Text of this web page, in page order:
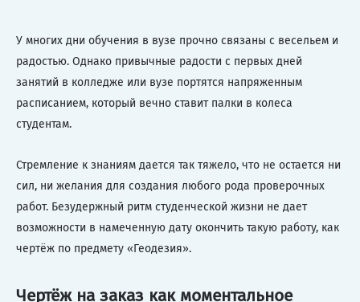
У многих дни обучения в вузе прочно связаны с весельем и
радостью. Однако привычные радости с первых дней
занятий в колледже или вузе портятся напряженным
расписанием, который вечно ставит палки в колеса
студентам.
Стремление к знаниям дается так тяжело, что не остается ни
сил, ни желания для создания любого рода проверочных
работ. Безудержный ритм студенческой жизни не дает
возможности в намеченную дату окончить такую работу, как
чертёж по предмету «Геодезия».
Чертёж на заказ как моментальное